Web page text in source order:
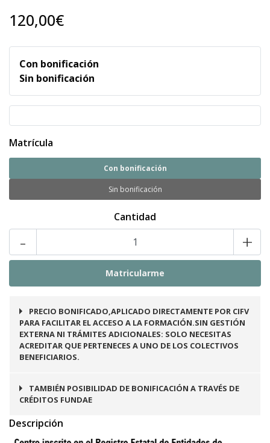
120,00€
Con bonificación
Sin bonificación
Matrícula
Con bonificación
Sin bonificación
Cantidad
- +
PRECIO BONIFICADO,APLICADO DIRECTAMENTE POR CIFV
PARA FACILITAR EL ACCESO A LA FORMACIÓN.SIN GESTIÓN
EXTERNA NI TRÁMITES ADICIONALES: SOLO NECESITAS
ACREDITAR QUE PERTENECES A UNO DE LOS COLECTIVOS
BENEFICIARIOS.
TAMBIÉN POSIBILIDAD DE BONIFICACIÓN A TRAVÉS DE
CRÉDITOS FUNDAE
Descripción